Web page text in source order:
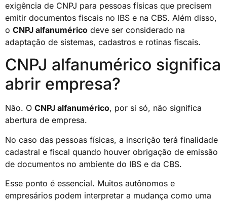
exigência de CNPJ para pessoas físicas que precisem
emitir documentos fiscais no IBS e na CBS. Além disso,
o CNPJ alfanumérico deve ser considerado na
adaptação de sistemas, cadastros e rotinas fiscais.
CNPJ alfanumérico significa
abrir empresa?
Não. O CNPJ alfanumérico, por si só, não significa
abertura de empresa.
No caso das pessoas físicas, a inscrição terá finalidade
cadastral e fiscal quando houver obrigação de emissão
de documentos no ambiente do IBS e da CBS.
Esse ponto é essencial. Muitos autônomos e
empresários podem interpretar a mudança como uma